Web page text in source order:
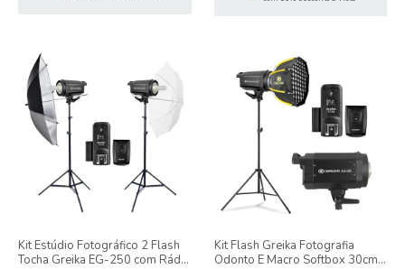
Kit Estúdio Fotográfico 2 Flash
Tocha Greika EG-250 com Rádio
Kit Flash Greika Fotografia
Odonto E Macro Softbox 30cm